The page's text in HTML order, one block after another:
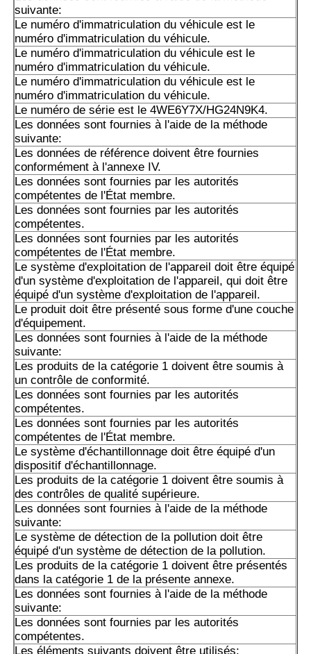
Pompe à piston A10VSO18 de l'Allemagne, veuillez
des modèles spécifiques et plus de produits de Rexroth!
suivante:
Le numéro d'immatriculation du véhicule est le
numéro d'immatriculation du véhicule.
Le numéro d'immatriculation du véhicule est le
numéro d'immatriculation du véhicule.
Le numéro d'immatriculation du véhicule est le
numéro d'immatriculation du véhicule.
Le numéro de série est le 4WE6Y7X/HG24N9K4.
Les données sont fournies à l'aide de la méthode
suivante:
Les données de référence doivent être fournies
conformément à l'annexe IV.
Les données sont fournies par les autorités
compétentes de l'État membre.
Les données sont fournies par les autorités
compétentes.
Les données sont fournies par les autorités
compétentes de l'État membre.
Le système d'exploitation de l'appareil doit être équipé
d'un système d'exploitation de l'appareil, qui doit être
équipé d'un système d'exploitation de l'appareil.
Le produit doit être présenté sous forme d'une couche
d'équipement.
Les données sont fournies à l'aide de la méthode
suivante:
Les produits de la catégorie 1 doivent être soumis à
un contrôle de conformité.
Les données sont fournies par les autorités
compétentes.
Les données sont fournies par les autorités
compétentes de l'État membre.
Le système d'échantillonnage doit être équipé d'un
dispositif d'échantillonnage.
Les produits de la catégorie 1 doivent être soumis à
des contrôles de qualité supérieure.
Les données sont fournies à l'aide de la méthode
suivante:
Le système de détection de la pollution doit être
équipé d'un système de détection de la pollution.
Les produits de la catégorie 1 doivent être présentés
dans la catégorie 1 de la présente annexe.
Les données sont fournies à l'aide de la méthode
suivante:
Les données sont fournies par les autorités
compétentes.
Les éléments suivants doivent être utilisés: